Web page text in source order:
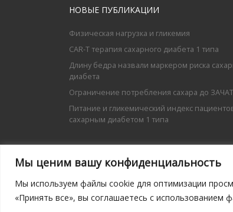
Мы ценим вашу конфиденциальность
Мы используем файлы cookie для оптимизации
«Принять все», вы соглашаетесь с использованием
НОВЫЕ ПУБЛИКАЦИИ
Физическая нагрузка и гликемия
CAR-T терапия сахарного диабета 1 типа
Длину бедра назвали маркером риска
диабета
Ограничение потребления сахара до
Питание и гликемический индекс
сахарным диабетом 1 типа
Diabetmed.net – Все права защищены